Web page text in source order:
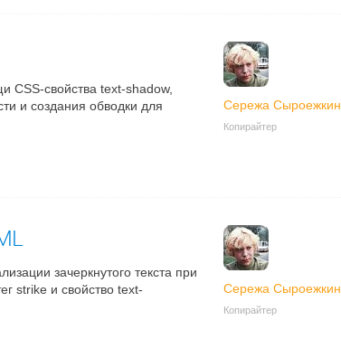
CSS-свойства text-shadow,
и создания обводки для
Сережа Сыроежкин
Копирайтер
зачеркнутого текста при
strike и свойство text-
Сережа Сыроежкин
Копирайтер